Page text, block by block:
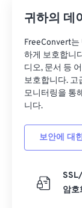
귀하의 데
FreeConvert는
하게 보호합니
디오, 문서 등
보호합니다. 고
모니터링을 통
니다.
보안에 대
암호